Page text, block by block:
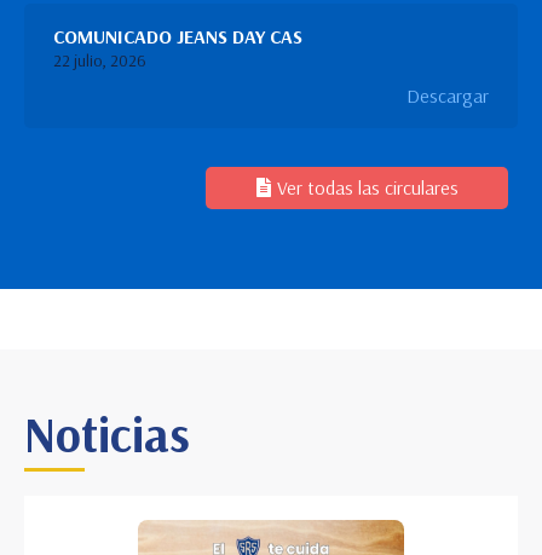
COMUNICADO JEANS DAY CAS
22 julio, 2026
Descargar
Ver todas las circulares
Noticias